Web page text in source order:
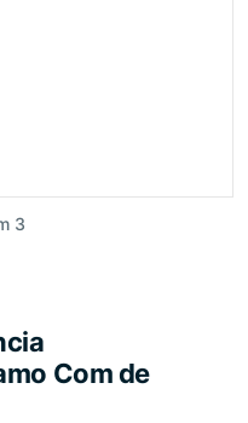
Com de